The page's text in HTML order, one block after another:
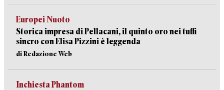
Europei Nuoto
Storica impresa di Pellacani, il quinto oro nei tuffi
sincro con Elisa Pizzini è leggenda
di Redazione Web
Inchiesta Phantom